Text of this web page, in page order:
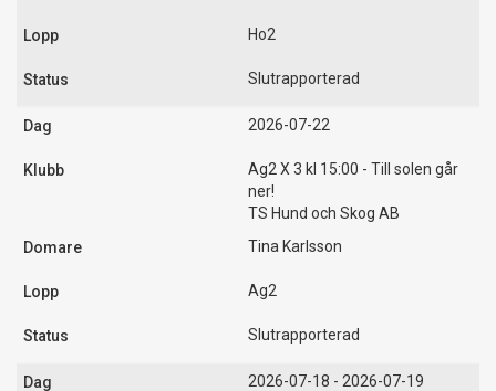
Ho2
Slutrapporterad
2026-07-22
Ag2 X 3 kl 15:00 - Till solen går
ner!
TS Hund och Skog AB
Tina Karlsson
Ag2
Slutrapporterad
2026-07-18 - 2026-07-19